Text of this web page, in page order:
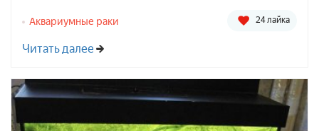
Аквариумные раки 24 лайка
Читать далее